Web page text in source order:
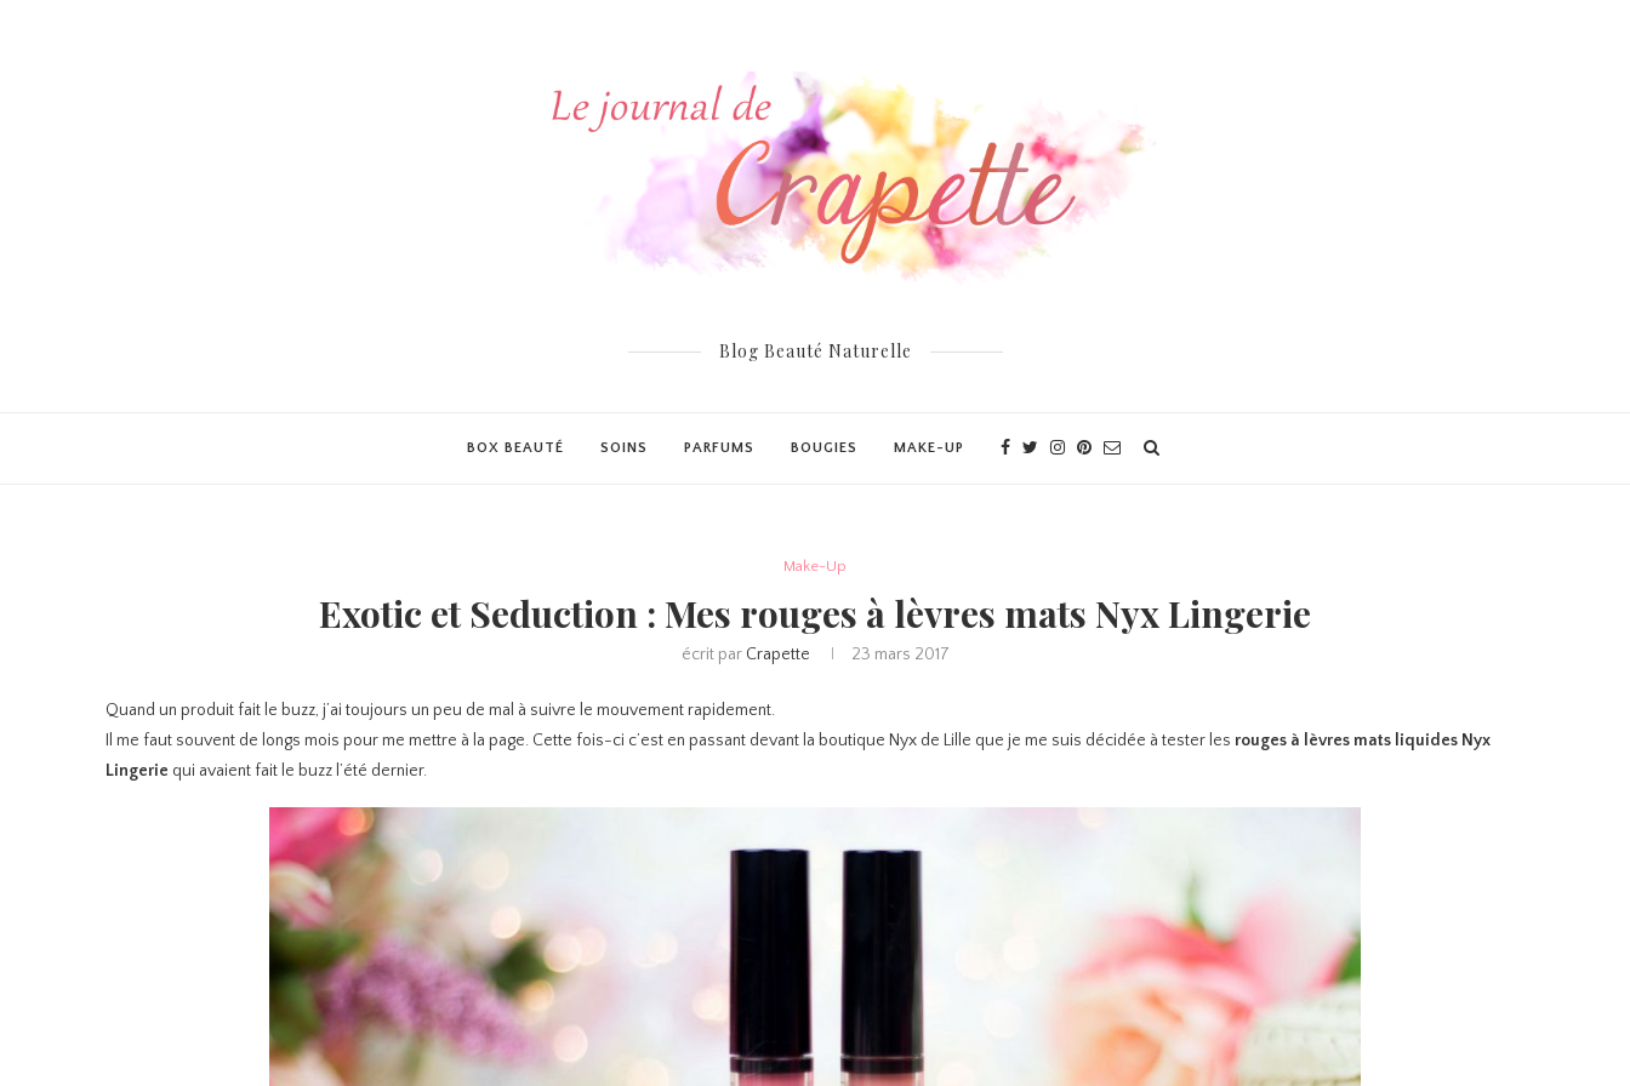
Blog Beauté Naturelle
BOX BEAUTÉ SOINS PARFUMS BOUGIES MAKE-UP
Make-Up
Exotic et Seduction : Mes rouges à lèvres mats Nyx Lingerie
écrit par Crapette 23 mars 2017
Quand un produit fait le buzz, j’ai toujours un peu de mal à suivre le mouvement rapidement.
Il me faut souvent de longs mois pour me mettre à la page. Cette fois-ci c’est en passant devant la boutique Nyx de Lille que je me suis décidée à tester les rouges à lèvres mats liquides Nyx
Lingerie qui avaient fait le buzz l’été dernier.